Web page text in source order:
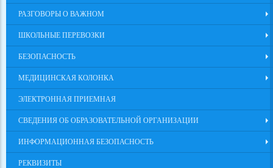
РАЗГОВОРЫ О ВАЖНОМ
ШКОЛЬНЫЕ ПЕРЕВОЗКИ
БЕЗОПАСНОСТЬ
МЕДИЦИНСКАЯ КОЛОНКА
ЭЛЕКТРОННАЯ ПРИЕМНАЯ
СВЕДЕНИЯ ОБ ОБРАЗОВАТЕЛЬНОЙ ОРГАНИЗАЦИИ
ИНФОРМАЦИОННАЯ БЕЗОПАСНОСТЬ
РЕКВИЗИТЫ